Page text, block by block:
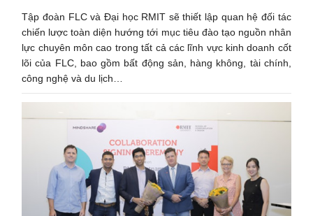
Tập đoàn FLC và Đại học RMIT sẽ thiết lập quan hệ đối tác
chiến lược toàn diện hướng tới mục tiêu đào tạo nguồn nhân
lực chuyên môn cao trong tất cả các lĩnh vực kinh doanh cốt
lõi của FLC, bao gồm bất động sản, hàng không, tài chính,
công nghệ và du lịch…